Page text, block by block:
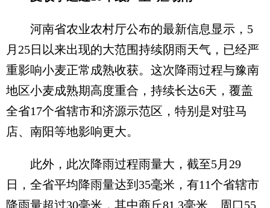
河南省农业农村厅公布的最新信息显示，5
月25日以来出现的大范围持续阴雨天气，已经严
重影响小麦正常成熟收获。这次降雨过程与豫南
地区小麦成熟期高度重合，持续长达6天，覆盖
全省17个省辖市和济源示范区，特别是对驻马
店、南阳等地影响更大。
此外，此次降雨过程雨量大，截至5月29
日，全省平均降雨量达到35毫米，有11个省辖市
降雨量超过30毫米，其中商丘81.3毫米、周口55